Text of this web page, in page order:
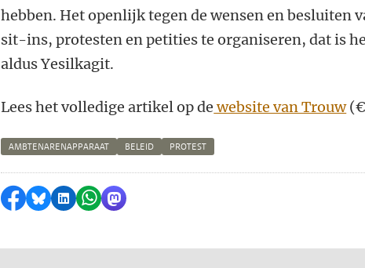
hebben. Het openlijk tegen de wensen en besluiten
sit-ins, protesten en petities te organiseren, dat is
aldus Yesilkagit.
Lees het volledige artikel op dewebsite van Trouw
AMBTENARENAPPARAAT BELEID PROTEST
Delen op Facebook
Delen via Bluesky
Delen op LinkedIn
Delen via WhatsApp
Delen via Mastodon